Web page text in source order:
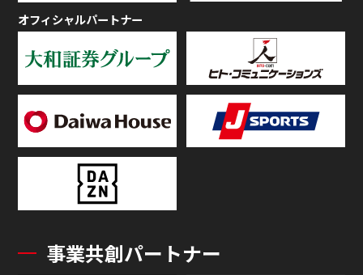
オフィシャルパートナー
事業共創パートナー